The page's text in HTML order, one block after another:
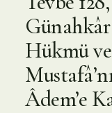
Hükmü
Âdem’e